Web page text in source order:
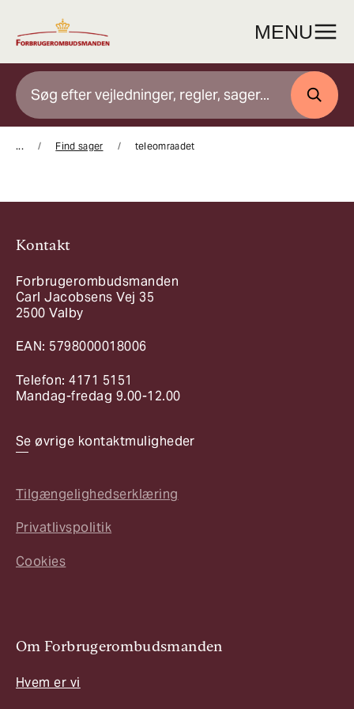
indhold
MENU
SØG
... Find sager teleomraadet
Kontakt
Forbrugerombudsmanden
Carl Jacobsens Vej 35
2500 Valby
EAN: 5798000018006
Telefon: 4171 5151
Mandag-fredag 9.00-12.00
Se øvrige kontaktmuligheder
Tilgængelighedserklæring
Privatlivspolitik
Cookies
Om Forbrugerombudsmanden
Hvem er vi